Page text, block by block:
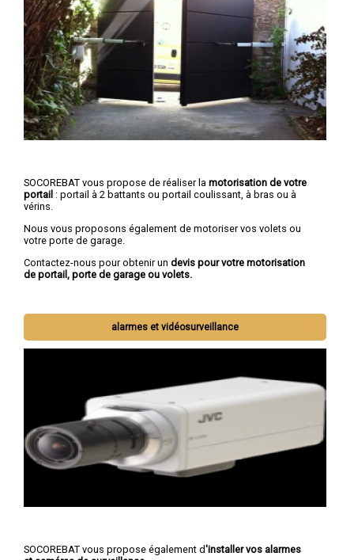
SOCOREBAT vous propose de réaliser la motorisation de votre
portail : portail à 2 battants ou portail coulissant, à bras ou à
vérins.
Nous vous proposons également de motoriser vos volets ou
votre porte de garage.
Contactez-nous pour obtenir un devis pour votre motorisation
de portail, porte de garage ou volets.
alarmes et vidéosurveillance
SOCOREBAT vous propose également d'installer vos alarmes